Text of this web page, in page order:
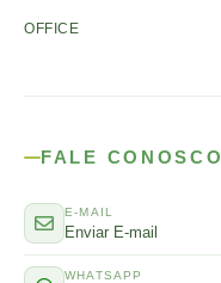
OFFICE
FALE CONOSCO
E-MAIL
Enviar E-mail
WHATSAPP